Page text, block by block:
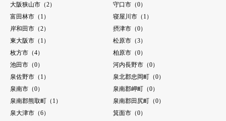
大阪狭山市（2）
守口市（0）
富田林市（1）
寝屋川市（1）
岸和田市（2）
摂津市（0）
東大阪市（1）
松原市（3）
枚方市（4）
柏原市（0）
池田市（0）
河内長野市（0）
泉佐野市（1）
泉北郡忠岡町（0）
泉南市（0）
泉南郡岬町（0）
泉南郡熊取町（1）
泉南郡田尻町（0）
泉大津市（6）
箕面市（0）